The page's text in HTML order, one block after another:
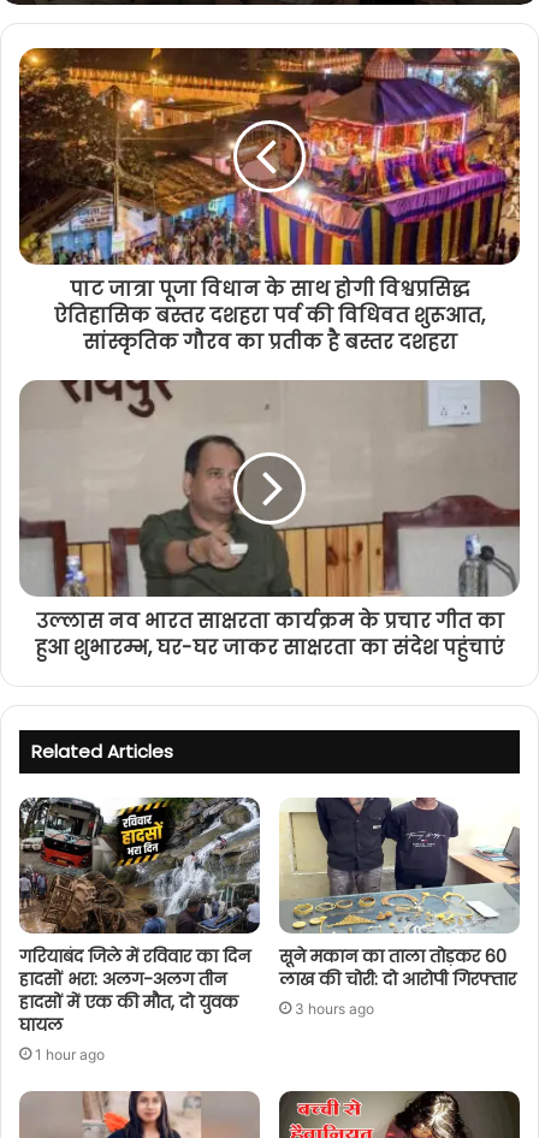
हीरो शोरूम में चोरी के मामले में बड़ा खुलासा :
सेल्स मैनेजर निकला चोर, बताई ये वजह
पाट जात्रा पूजा विधान के साथ होगी विश्वप्रसिद्ध
ऐतिहासिक बस्तर दशहरा पर्व की विधिवत शुरूआत,
सांस्कृतिक गौरव का प्रतीक है बस्तर दशहरा
उल्लास नव भारत साक्षरता कार्यक्रम के प्रचार गीत का
हुआ शुभारम्भ, घर-घर जाकर साक्षरता का संदेश पहुंचाएं
Related Articles
गरियाबंद जिले में रविवार का दिन
हादसों भरा: अलग-अलग तीन
हादसों में एक की मौत, दो युवक
घायल
1 hour ago
सूने मकान का ताला तोड़कर 60
लाख की चोरी: दो आरोपी गिरफ्तार
3 hours ago